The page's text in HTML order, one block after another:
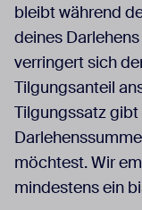
bleibt während
deines
verringert sich
Tilgungsanteil
Tilgungssatz
möchtest. Wir
mindestens ein